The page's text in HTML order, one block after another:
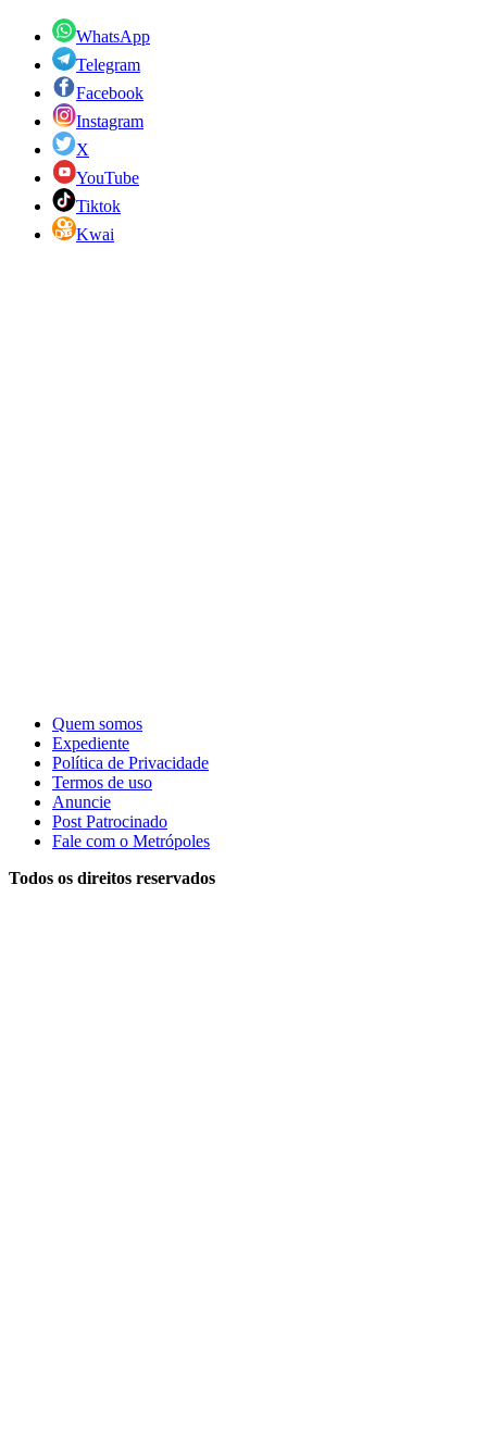
WhatsApp
Telegram
Facebook
Instagram
X
YouTube
Tiktok
Kwai
Quem somos
Expediente
Política de Privacidade
Termos de uso
Anuncie
Post Patrocinado
Fale com o Metrópoles
Todos os direitos reservados